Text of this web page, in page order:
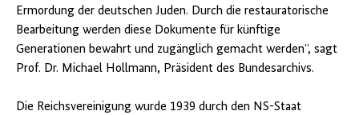
Ermordung der deutschen Juden. Durch die restauratorische
Bearbeitung werden diese Dokumente für künftige
Generationen bewahrt und zugänglich gemacht werden“, sagt
Prof. Dr. Michael Hollmann, Präsident des Bundesarchivs.
Die Reichsvereinigung wurde 1939 durch den NS-Staat